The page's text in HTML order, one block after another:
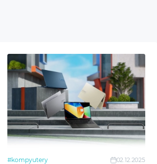
#kompyutery 02.12.2025